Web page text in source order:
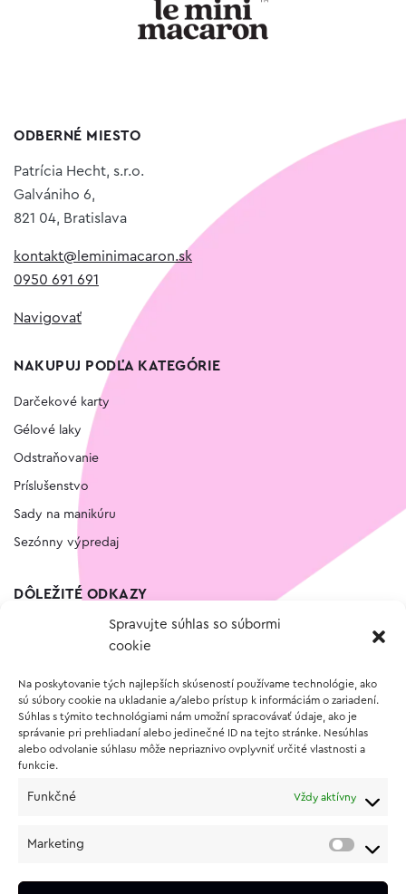
Spravujte súhlas so súbormi
cookie
Na poskytovanie tých najlepších skúseností používame technológie, ako
sú súbory cookie na ukladanie a/alebo prístup k informáciám o zariadení.
Súhlas s týmito technológiami nám umožní spracovávať údaje, ako je
správanie pri prehliadaní alebo jedinečné ID na tejto stránke. Nesúhlas
alebo odvolanie súhlasu môže nepriaznivo ovplyvniť určité vlastnosti a
funkcie.
Funkčné Vždy aktívny
Marketing
ODBERNÉ MIESTO
Patrícia Hecht, s.r.o.
Galvániho 6,
821 04, Bratislava
kontakt@leminimacaron.sk
0950 691 691
Navigovať
NAKUPUJ PODĽA KATEGÓRIE
Darčekové karty
Gélové laky
Odstraňovanie
Príslušenstvo
Sady na manikúru
Sezónny výpredaj
DÔLEŽITÉ ODKAZY
Vernostný program
O NÁKUPE
Vrátenie a reklamácia tovaru